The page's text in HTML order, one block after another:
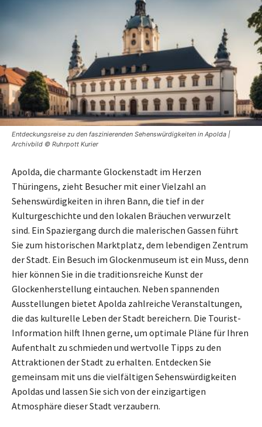
Entdeckungsreise zu den faszinierenden Sehenswürdigkeiten in Apolda |
Archivbild © Ruhrpott Kurier
Apolda, die charmante Glockenstadt im Herzen
Thüringens, zieht Besucher mit einer Vielzahl an
Sehenswürdigkeiten in ihren Bann, die tief in der
Kulturgeschichte und den lokalen Bräuchen verwurzelt
sind. Ein Spaziergang durch die malerischen Gassen führt
Sie zum historischen Marktplatz, dem lebendigen Zentrum
der Stadt. Ein Besuch im Glockenmuseum ist ein Muss, denn
hier können Sie in die traditionsreiche Kunst der
Glockenherstellung eintauchen. Neben spannenden
Ausstellungen bietet Apolda zahlreiche Veranstaltungen,
die das kulturelle Leben der Stadt bereichern. Die Tourist-
Information hilft Ihnen gerne, um optimale Pläne für Ihren
Aufenthalt zu schmieden und wertvolle Tipps zu den
Attraktionen der Stadt zu erhalten. Entdecken Sie
gemeinsam mit uns die vielfältigen Sehenswürdigkeiten
Apoldas und lassen Sie sich von der einzigartigen
Atmosphäre dieser Stadt verzaubern.